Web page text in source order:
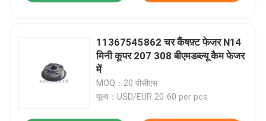
वीवीटी समय श्रृंखला
11367545862 चर कैंषफ़्ट फेजर N14
मिनी कूपर 207 308 बीएमडब्ल्यू कैम फेजर
में
MOQ：20 पीसीएस
मूल्य：USD/EUR 20-60 per pcs